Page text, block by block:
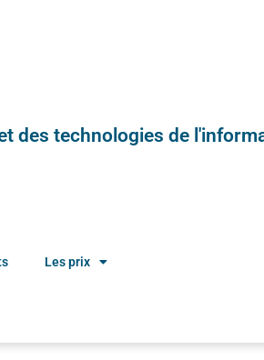
des technologies de
Les prix